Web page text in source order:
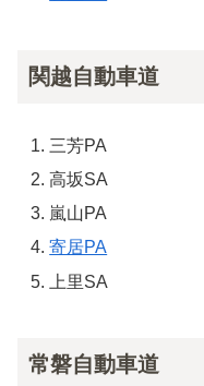
関越自動車道
三芳PA
高坂SA
嵐山PA
寄居PA
上里SA
常磐自動車道